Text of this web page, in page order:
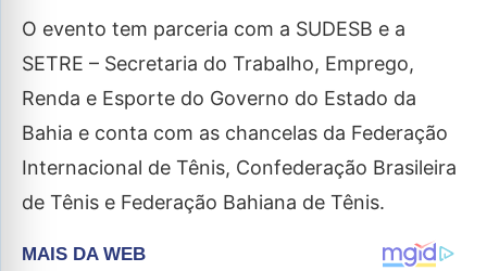
O evento tem parceria com a SUDESB e a
SETRE – Secretaria do Trabalho, Emprego,
Renda e Esporte do Governo do Estado da
Bahia e conta com as chancelas da Federação
Internacional de Tênis, Confederação Brasileira
de Tênis e Federação Bahiana de Tênis.